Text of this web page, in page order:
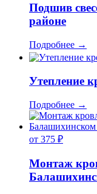
Подшив
районе
Подробнее →
Утепление
Подробнее →
от 375 ₽
Монтаж